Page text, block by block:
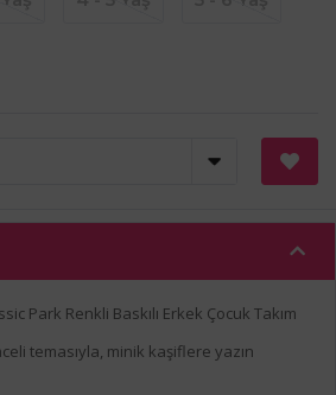
Park Renkli Baskılı Erkek Çocuk Takım
temasıyla, minik kaşiflere yazın